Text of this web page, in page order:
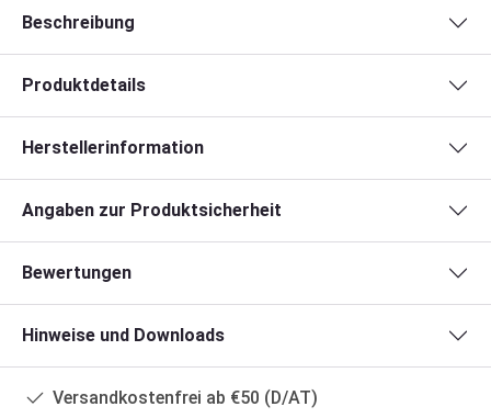
Beschreibung
Produktdetails
Herstellerinformation
Angaben zur Produktsicherheit
Bewertungen
Hinweise und Downloads
Versandkostenfrei ab €50 (D/AT)